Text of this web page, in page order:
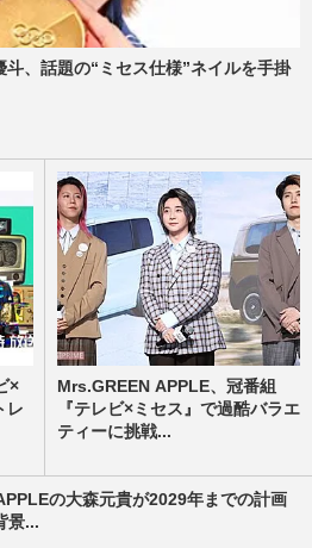
斗、話題の“ミセス仕様”ネイルを手掛
×
レ
Mrs.GREEN APPLE、冠番組
『テレビ×ミセス』で過酷バラエ
ティーに挑戦...
の大森元貴が2029年までの計画
景...